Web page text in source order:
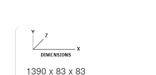
1390 x 83 x 83